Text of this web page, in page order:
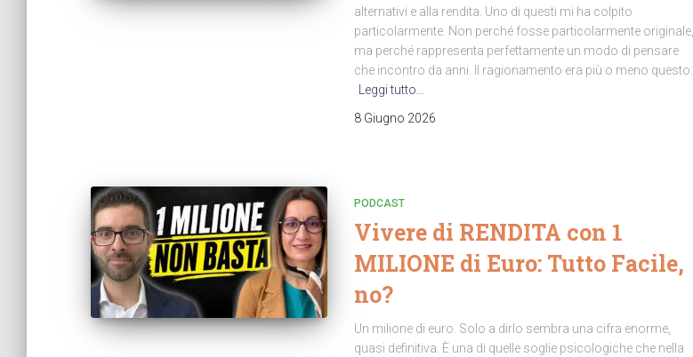
alternativi e alla rendita. Uno di questi mi ha colpito
particolarmente. Non perché fosse particolarmente originale,
ma perché rappresenta perfettamente un modo di pensare
che incontro da anni. Il ragionamento era più o meno questo:
Leggi tutto…
8 Giugno 2026
PODCAST
Vivere di RENDITA con 1
MILIONE di Euro: Tutto Facile,
no?
Un milione di euro. Solo a dirlo sembra una cifra enorme,
quasi definitiva. È una di quelle soglie psicologiche che nella